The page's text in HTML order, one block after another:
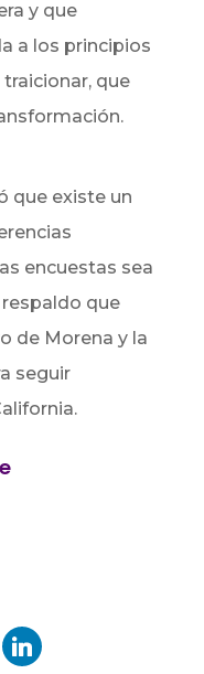
y que
a los principios
que
que existe un
encuestas sea
que
de Morena y la
seguir